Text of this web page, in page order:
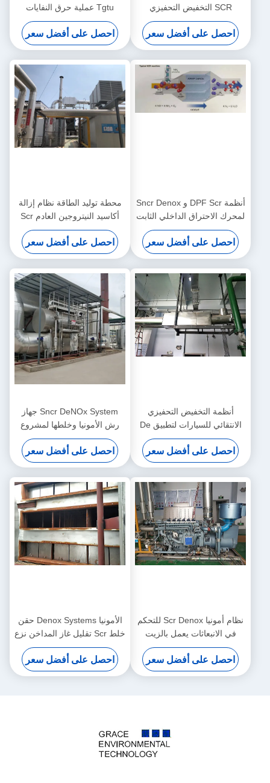
SCR التخفيض التحفيزي
الانتقائي لأكسيد النيتروجين
احصل على أفضل سعر
Tgtu عملية حرق النفايات
الخطرة
احصل على أفضل سعر
أنظمة DPF Scr و Sncr Denox
لمحرك الاحتراق الداخلي الثابت
CHP CCHP
احصل على أفضل سعر
محطة توليد الطاقة نظام إزالة
أكاسيد النيتروجين العادم Scr
إزالة الكبريت من غاز المداخن
تقليل خاص
احصل على أفضل سعر
أنظمة التخفيض التحفيزي
الانتقائي للسيارات لتطبيق De
Nox
احصل على أفضل سعر
Sncr DeNOx System جهاز
رش الأمونيا وخلطها لمشروع
نزع النيتروجين SCR
احصل على أفضل سعر
نظام أمونيا Scr Denox للتحكم
في الانبعاثات يعمل بالزيت
يعمل بالغاز
احصل على أفضل سعر
الأمونيا Denox Systems حقن
خلط Scr تقليل غاز المداخن نزع
نيتروجين
احصل على أفضل سعر